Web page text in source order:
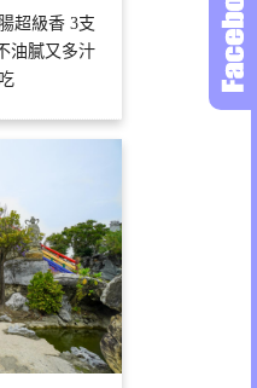
超級香 3支
油膩又多汁